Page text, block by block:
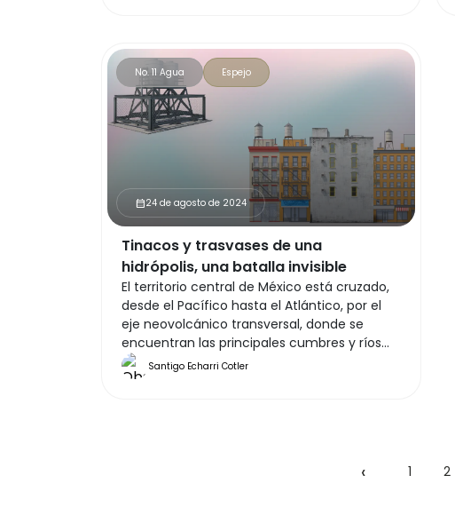
No. 11 Agua Espejo
calendar_month24 de agosto de 2024
Tinacos y trasvases de una
hidrópolis, una batalla invisible
El territorio central de México está cruzado,
desde el Pacífico hasta el Atlántico, por el
eje neovolcánico transversal, donde se
encuentran las principales cumbres y ríos
del país.Santigo Echarri Cotler
‹ 1 2